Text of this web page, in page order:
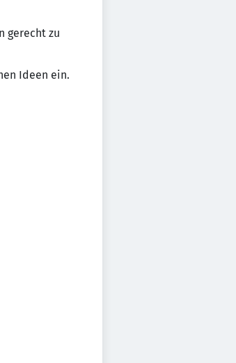
gerecht zu
Ideen ein.